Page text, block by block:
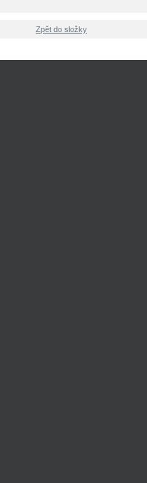
Zpět do složky